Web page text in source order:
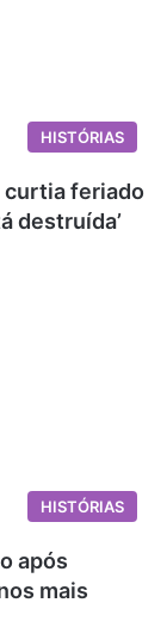
HISTÓRIAS
curtia feriado
destruída’
HISTÓRIAS
após
mais